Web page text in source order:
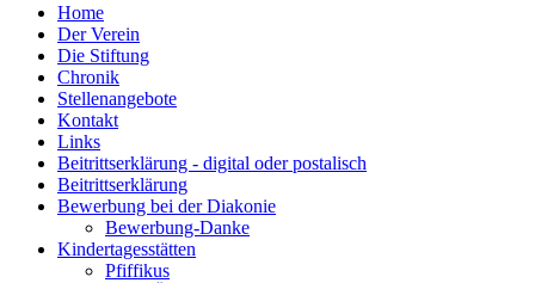
Home
Der Verein
Die Stiftung
Chronik
Stellenangebote
Kontakt
Links
Beitrittserklärung - digital oder postalisch
Beitrittserklärung
Bewerbung bei der Diakonie
Bewerbung-Danke
Kindertagesstätten
Pfiffikus